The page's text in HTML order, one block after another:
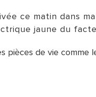
ce matin dans ma
jaune du
pièces de vie comme